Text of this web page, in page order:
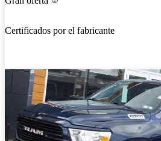
Certificados por el fabricante